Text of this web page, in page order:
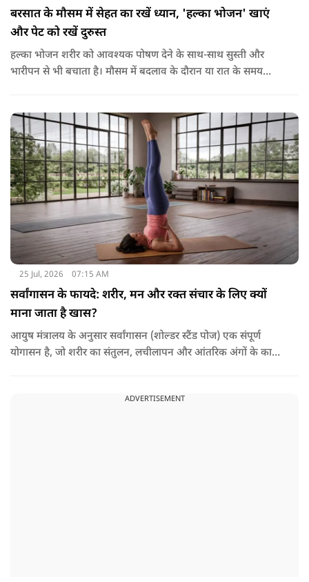
बरसात के मौसम में सेहत का रखें ध्यान, 'हल्का भोजन' खाएं
और पेट को रखें दुरुस्त
हल्का भोजन शरीर को आवश्यक पोषण देने के साथ-साथ सुस्ती और
भारीपन से भी बचाता है। मौसम में बदलाव के दौरान या रात के समय
में हल्का भोजन मेटाबॉलिज्म के लिए भी बेहतर होता है।
25 Jul, 2026 07:15 AM
सर्वांगासन के फायदे: शरीर, मन और रक्त संचार के लिए क्यों
माना जाता है खास?
आयुष मंत्रालय के अनुसार सर्वांगासन (शोल्डर स्टैंड पोज) एक संपूर्ण
योगासन है, जो शरीर का संतुलन, लचीलापन और आंतरिक अंगों के कार्य
ADVERTISEMENT